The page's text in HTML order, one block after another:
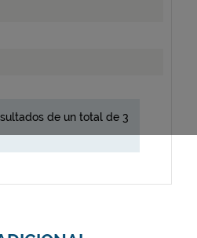
de un total de 3